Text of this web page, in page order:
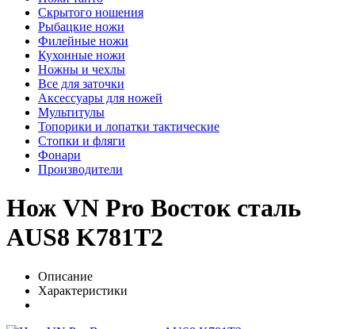
Скрытого ношения
Рыбацкие ножи
Филейные ножи
Кухонные ножи
Ножны и чехлы
Все для заточки
Аксессуары для ножей
Мультитулы
Топорики и лопатки тактические
Стопки и фляги
Фонари
Производители
Нож VN Pro Восток сталь
AUS8 K781T2
Описание
Характеристики